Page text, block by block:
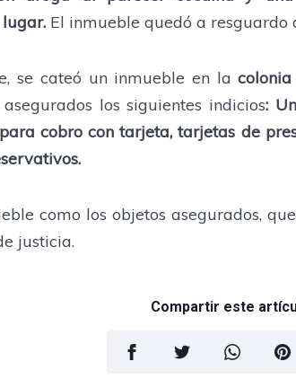
El inmueble quedó a resguardo
se cateó un inmueble en la
los siguientes indicios:
cobro con tarjeta, tarjetas de
como los objetos asegurados,
justicia.
Compartir este